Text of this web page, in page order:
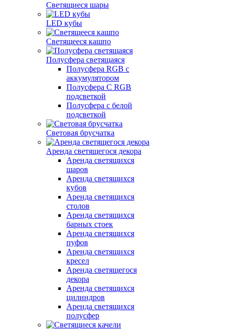
Светящиеся шары
LED кубы
Светящееся кашпо
Полусфера светящаяся
Полусфера RGB с
аккумулятором
Полусфера С RGB
подсветкой
Полусфера с белой
подсветкой
Световая брусчатка
Аренда светящегося декора
Аренда светящихся
шаров
Аренда светящихся
кубов
Аренда светящихся
столов
Аренда светящихся
барных стоек
Аренда светящихся
пуфов
Аренда светящихся
кресел
Аренда светящегося
декора
Аренда светящихся
цилиндров
Аренда светящихся
полусфер